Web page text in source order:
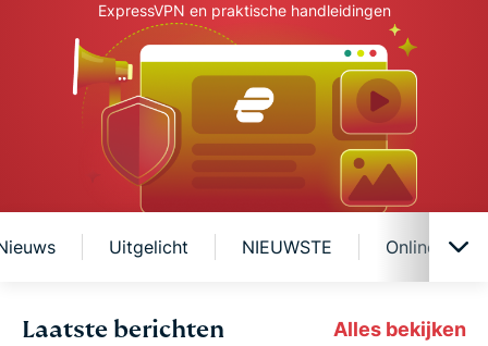
ExpressVPN en praktische handleidingen
Uitgelicht NIEUWSTE Online
Cybersecurity
Laatste berichten Alles bekijken